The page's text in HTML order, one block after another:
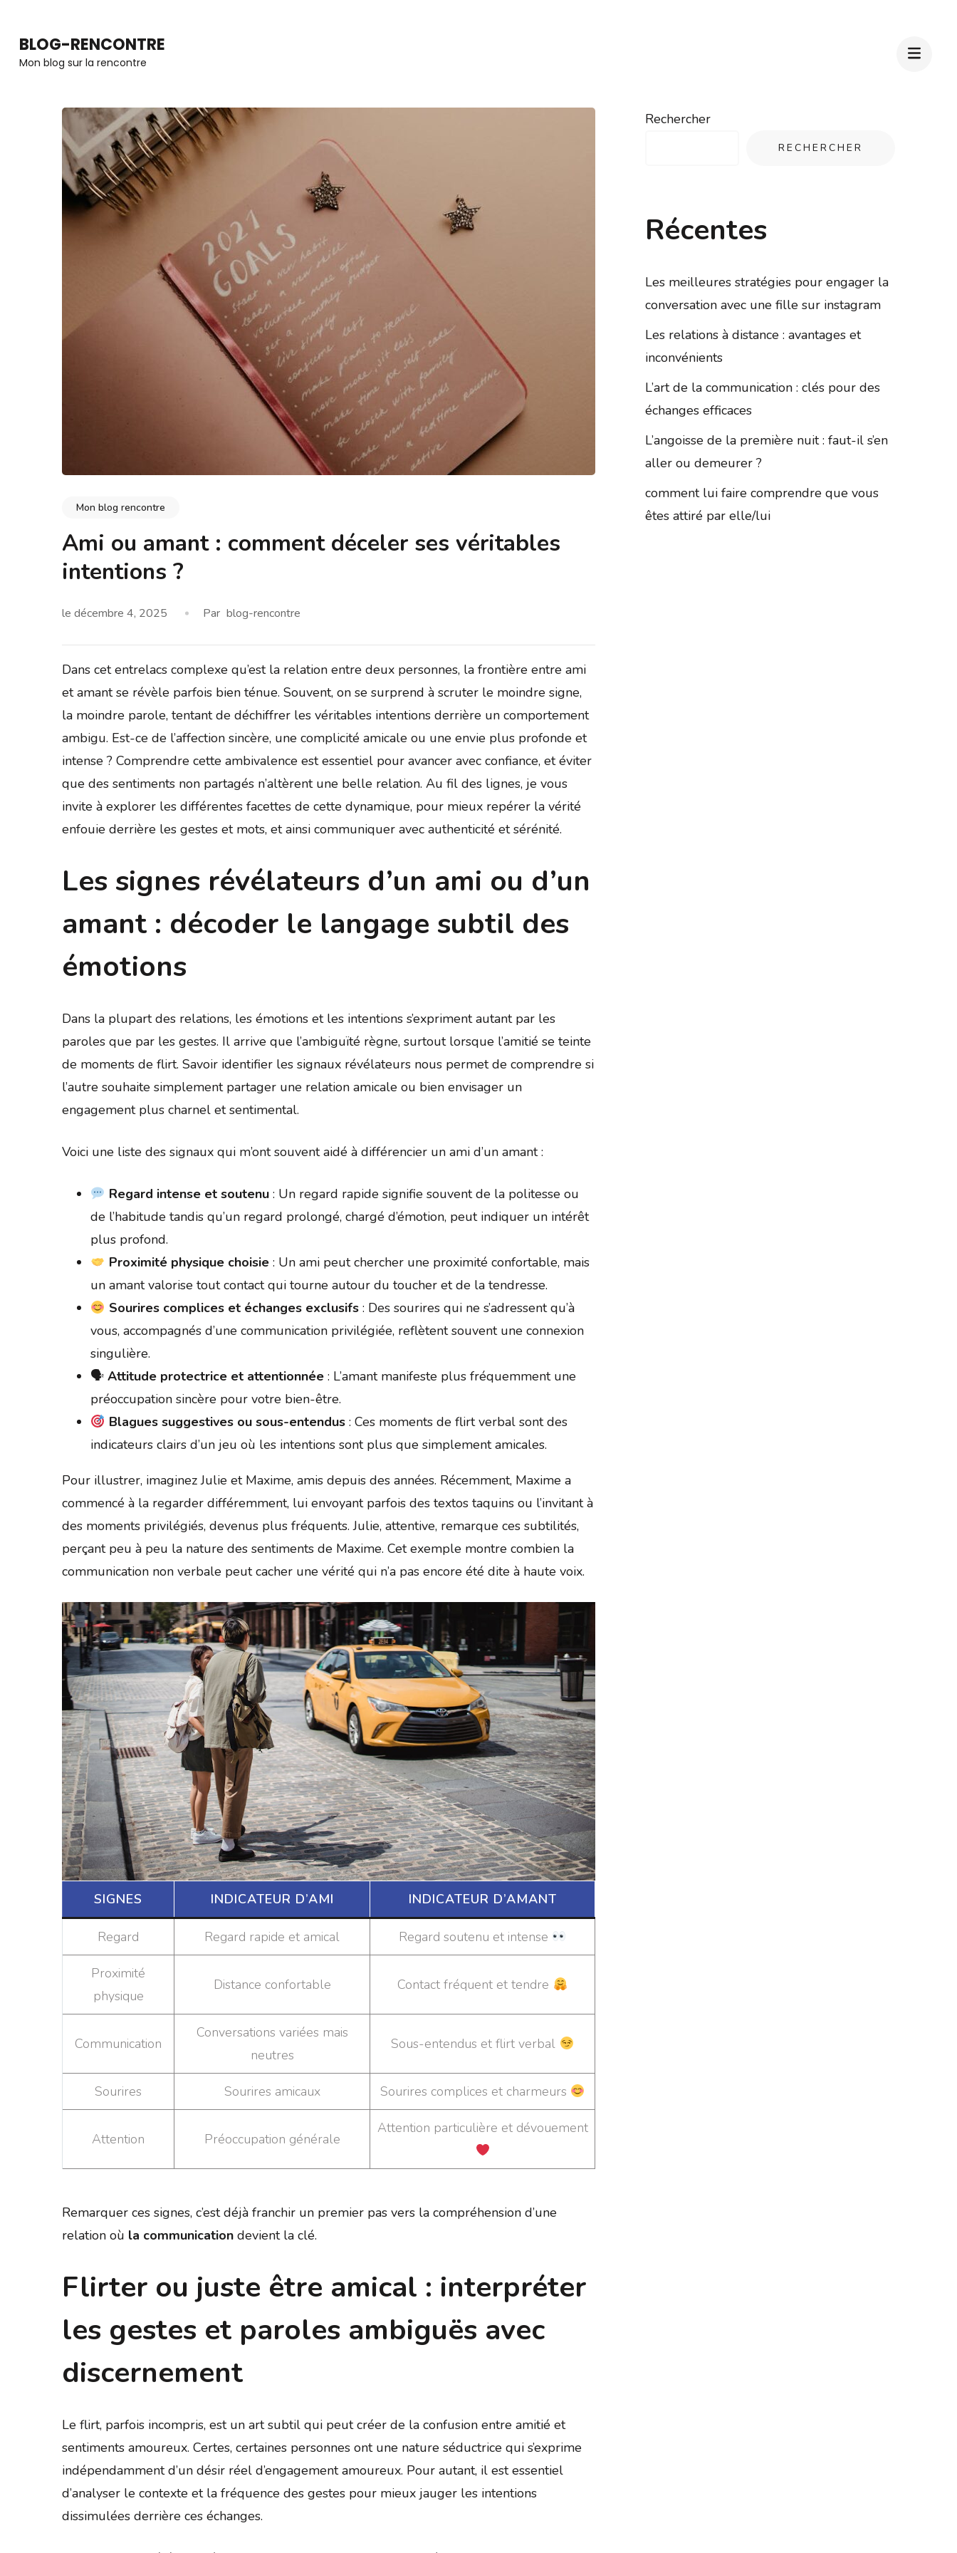
contenu
BLOG-RENCONTRE
Mon blog sur la rencontre
Mon blog rencontre
Ami ou amant : comment déceler ses véritables
intentions ?
le décembre 4, 2025 Par blog-rencontre
Dans cet entrelacs complexe qu’est la relation entre deux personnes, la frontière entre ami
et amant se révèle parfois bien ténue. Souvent, on se surprend à scruter le moindre signe,
la moindre parole, tentant de déchiffrer les véritables intentions derrière un comportement
ambigu. Est-ce de l’affection sincère, une complicité amicale ou une envie plus profonde et
intense ? Comprendre cette ambivalence est essentiel pour avancer avec confiance, et éviter
que des sentiments non partagés n’altèrent une belle relation. Au fil des lignes, je vous
invite à explorer les différentes facettes de cette dynamique, pour mieux repérer la vérité
enfouie derrière les gestes et mots, et ainsi communiquer avec authenticité et sérénité.
Les signes révélateurs d’un ami ou d’un
amant : décoder le langage subtil des
émotions
Dans la plupart des relations, les émotions et les intentions s’expriment autant par les
paroles que par les gestes. Il arrive que l’ambiguïté règne, surtout lorsque l’amitié se teinte
de moments de flirt. Savoir identifier les signaux révélateurs nous permet de comprendre si
l’autre souhaite simplement partager une relation amicale ou bien envisager un
engagement plus charnel et sentimental.
Voici une liste des signaux qui m’ont souvent aidé à différencier un ami d’un amant :
Regard intense et soutenu: Un regard rapide signifie souvent de la politesse ou
de l’habitude tandis qu’un regard prolongé, chargé d’émotion, peut indiquer un intérêt
plus profond.
Proximité physique choisie: Un ami peut chercher une proximité confortable, mais
un amant valorise tout contact qui tourne autour du toucher et de la tendresse.
Sourires complices et échanges exclusifs: Des sourires qui ne s’adressent qu’à
vous, accompagnés d’une communication privilégiée, reflètent souvent une connexion
singulière.
🗣 Attitude protectrice et attentionnée : L’amant manifeste plus fréquemment une
préoccupation sincère pour votre bien-être.
Blagues suggestives ou sous-entendus: Ces moments de flirt verbal sont des
indicateurs clairs d’un jeu où les intentions sont plus que simplement amicales.
Pour illustrer, imaginez Julie et Maxime, amis depuis des années. Récemment, Maxime a
commencé à la regarder différemment, lui envoyant parfois des textos taquins ou l’invitant à
des moments privilégiés, devenus plus fréquents. Julie, attentive, remarque ces subtilités,
perçant peu à peu la nature des sentiments de Maxime. Cet exemple montre combien la
communication non verbale peut cacher une vérité qui n’a pas encore été dite à haute voix.
SIGNES INDICATEUR D’AMI INDICATEUR D’AMANT
Regard Regard rapide et amical Regard soutenu et intense
Proximité
physique
Distance confortable Contact fréquent et tendre
Communication
Conversations variées mais
neutres
Sous-entendus et flirt verbal
Sourires Sourires amicaux Sourires complices et charmeurs
Attention Préoccupation générale
Attention particulière et dévouement
Remarquer ces signes, c’est déjà franchir un premier pas vers la compréhension d’une
relation où la communication devient la clé.
Flirter ou juste être amical : interpréter
les gestes et paroles ambiguës avec
discernement
Le flirt, parfois incompris, est un art subtil qui peut créer de la confusion entre amitié et
sentiments amoureux. Certes, certaines personnes ont une nature séductrice qui s’exprime
indépendamment d’un désir réel d’engagement amoureux. Pour autant, il est essentiel
d’analyser le contexte et la fréquence des gestes pour mieux jauger les intentions
dissimulées derrière ces échanges.
Rechercher
RECHERCHER
Récentes
Les meilleures stratégies pour engager la
conversation avec une fille sur instagram
Les relations à distance : avantages et
inconvénients
L’art de la communication : clés pour des
échanges efficaces
L’angoisse de la première nuit : faut-il s’en
aller ou demeurer ?
comment lui faire comprendre que vous
êtes attiré par elle/lui